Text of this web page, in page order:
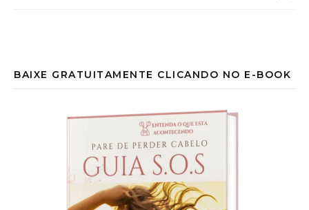
BAIXE GRATUITAMENTE CLICANDO NO E-BOOK